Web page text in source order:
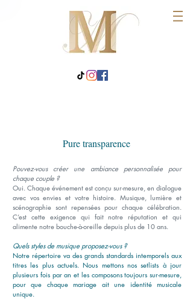
Pure transparence
Pouvez-vous créer une ambiance personnalisée pour
chaque couple ?
Oui. Chaque événement est conçu sur-mesure, en dialogue
avec vos envies et votre histoire. Musique, lumière et
scénographie sont repensées pour chaque célébration.
C’est cette exigence qui fait notre réputation et qui
alimente notre bouche-à-oreille depuis plus de 10 ans.
Quels styles de musique proposez-vous ?
Notre répertoire va des grands standards intemporels aux
titres les plus actuels. Nous mettons nos setlists à jour
plusieurs fois par an et les composons toujours sur-mesure,
pour que chaque mariage ait une identité musicale
unique.